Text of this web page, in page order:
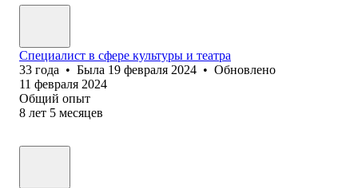
Специалист в сфере культуры и театра
33 года • Была 19 февраля 2024 • Обновлено
11 февраля 2024
Общий опыт
8 лет 5 месяцев